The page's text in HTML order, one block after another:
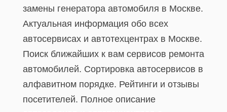
замены генератора автомобиля в Москве.
Актуальная информация обо всех
автосервисах и автотехцентрах в Москве.
Поиск ближайших к вам сервисов ремонта
автомобилей. Сортировка автосервисов в
алфавитном порядке. Рейтинги и отзывы
посетителей. Полное описание